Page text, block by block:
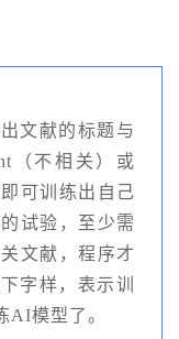
文献的标题与
（不相关）或
可训练出自己
试验，至少需
文献，程序才
字样，表示训
AI模型了。